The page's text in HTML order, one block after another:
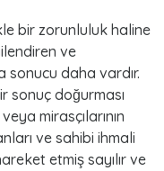
bir zorunluluk haline
ve
sonucu daha vardır.
sonuç doğurması
mirasçılarının
ve sahibi ihmali
etmiş sayılır ve